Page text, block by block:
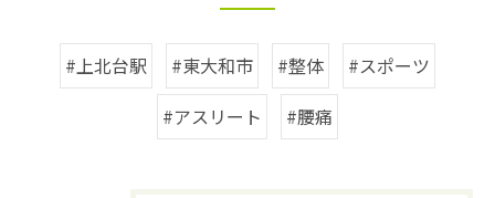
#上北台駅 #東大和市 #整体
#スポーツ
#アスリート
#腰痛